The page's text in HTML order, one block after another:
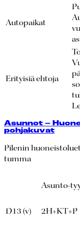
Autopaikat
Erityisiä ehtoja
Asunnot –
pohjakuvat
Pilenin
tumma
Asunto-
D13 (v) 2H+KT+P